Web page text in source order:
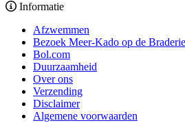
Informatie
Afzwemmen
Bezoek Meer-Kado op de
Bol.com
Duurzaamheid
Over ons
Verzending
Disclaimer
Algemene voorwaarden